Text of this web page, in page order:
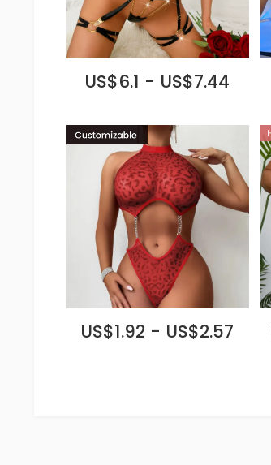
US$6.1 - US$7.44
US$1.92 - US$2.57